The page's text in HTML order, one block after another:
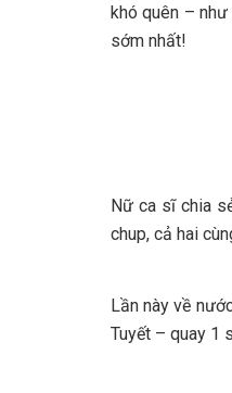
khó quên –
sớm nhất!
Nữ ca sĩ chia
chup, cả hai
Lần này về
Tuyết – quay 1